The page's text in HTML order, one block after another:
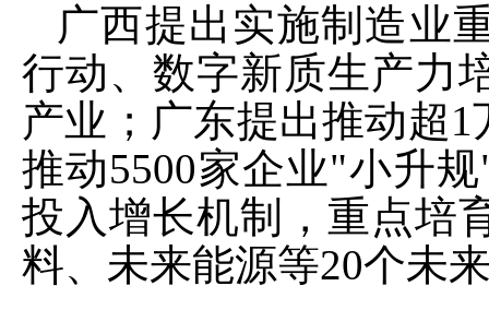
广西提出实施制造业
行动、数字新质生产力
产业；广东提出推动超
推动5500家企业"小升
投入增长机制，重点培
料、未来能源等20个